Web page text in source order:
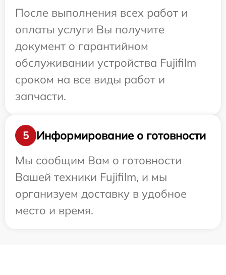
После выполнения всех работ и
оплаты услуги Вы получите
документ о гарантийном
обслуживании устройства Fujifilm
сроком на все виды работ и
запчасти.
5
Информирование о готовности
Мы сообщим Вам о готовности
Вашей техники Fujifilm, и мы
организуем доставку в удобное
место и время.